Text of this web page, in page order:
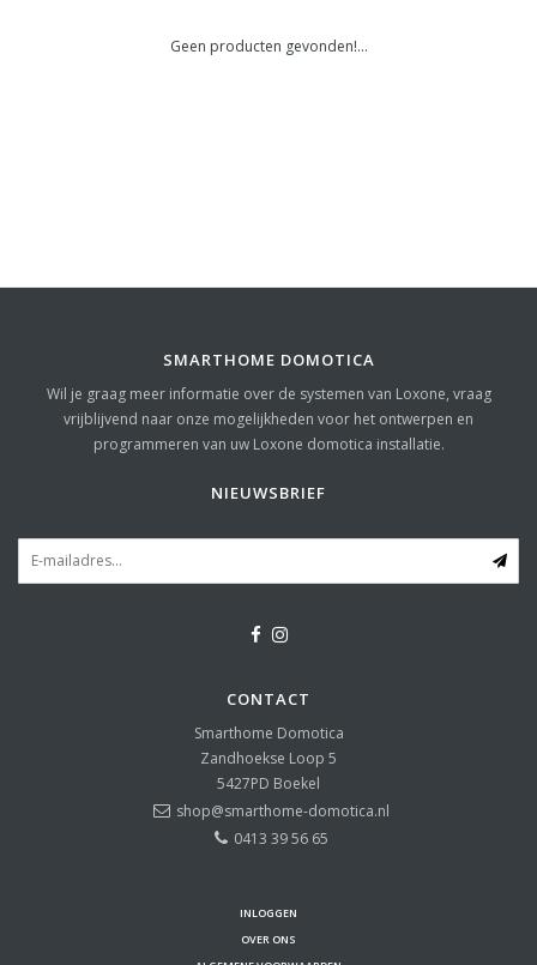
Geen producten gevonden!...
SMARTHOME DOMOTICA
Wil je graag meer informatie over de systemen van Loxone, vraag
vrijblijvend naar onze mogelijkheden voor het ontwerpen en
programmeren van uw Loxone domotica installatie.
NIEUWSBRIEF
CONTACT
Smarthome Domotica
Zandhoekse Loop 5
5427PD Boekel
shop@smarthome-domotica.nl
0413 39 56 65
INLOGGEN
OVER ONS